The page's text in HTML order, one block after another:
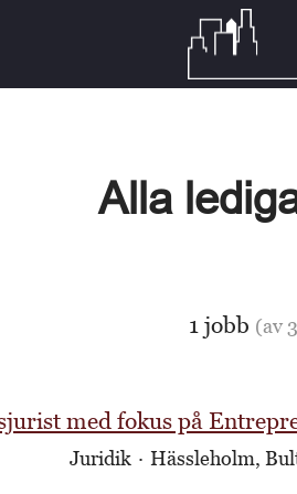
Alla
1 jobb (av
med fokus på
Juridik · Hässleholm,